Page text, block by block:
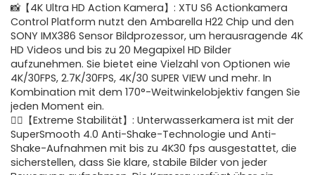
📸【4K Ultra HD Action Kamera】: XTU S6 Actionkamera
Control Platform nutzt den Ambarella H22 Chip und den
SONY IMX386 Sensor Bildprozessor, um herausragende 4K
HD Videos und bis zu 20 Megapixel HD Bilder
aufzunehmen. Sie bietet eine Vielzahl von Optionen wie
4K/30FPS, 2.7K/30FPS, 4K/30 SUPER VIEW und mehr. In
Kombination mit dem 170°-Weitwinkelobjektiv fangen Sie
jeden Moment ein.
🏄‍♂️【Extreme Stabilität】: Unterwasserkamera ist mit der
SuperSmooth 4.0 Anti-Shake-Technologie und Anti-
Shake-Aufnahmen mit bis zu 4K30 fps ausgestattet, die
sicherstellen, dass Sie klare, stabile Bilder von jeder